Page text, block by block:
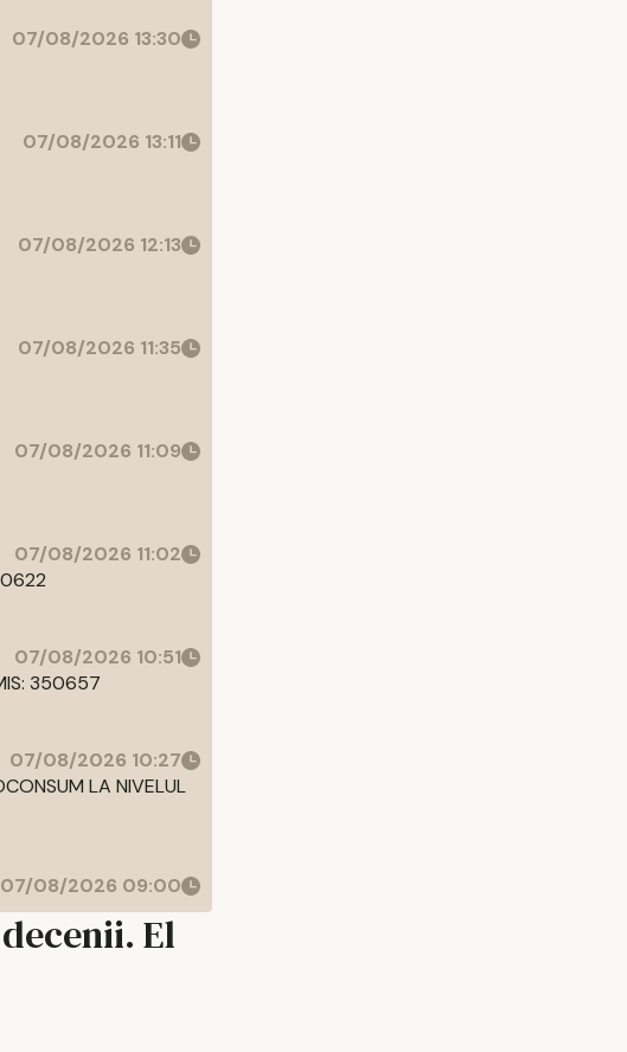
07/08/2026 13:30
07/08/2026 13:11
07/08/2026 12:13
07/08/2026 11:35
07/08/2026 11:09
07/08/2026 11:02
07/08/2026 10:51
350657
07/08/2026 10:27
LA NIVELUL
07/08/2026 09:00
El